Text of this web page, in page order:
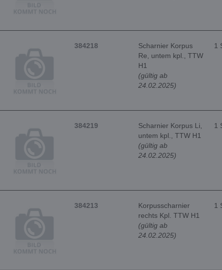
384218
Scharnier Korpus
Re, untem kpl., TTW
H1
(gültig ab
24.02.2025)
1
384219
Scharnier Korpus Li,
untem kpl., TTW H1
(gültig ab
24.02.2025)
1
384213
Korpusscharnier
rechts Kpl. TTW H1
(gültig ab
24.02.2025)
1